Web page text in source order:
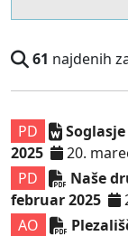
61 najdenih
PD
2025
20.
PD
Naše
februar 2025
AO